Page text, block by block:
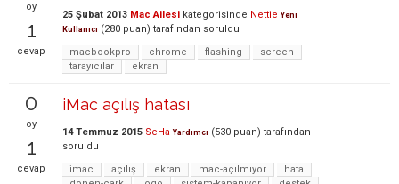
oy
1
cevap
25 Şubat 2013 Mac Ailesi kategorisinde Nettie Yeni
Kullanıcı (280 puan) tarafından soruldu
macbookpro
chrome flashing
screen
tarayıcılar
ekran
0
oy
1
cevap
iMac açılış hatası
14 Temmuz 2015 SeHa Yardımcı (530 puan) tarafından
soruldu
imac
açılış ekran mac-açılmıyor
hata